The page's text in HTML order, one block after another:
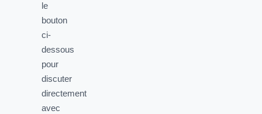
le
bouton
ci-
dessous
pour
discuter
directement
avec